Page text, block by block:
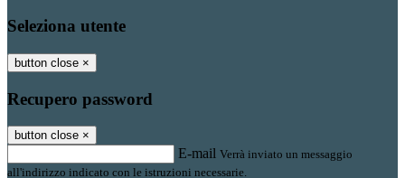
Seleziona utente
button close ×
Recupero password
button close ×
E-mail Verrà inviato un messaggio
all'indirizzo indicato con le istruzioni necessarie.